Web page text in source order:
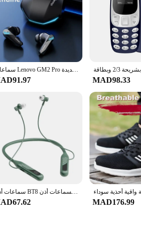
but also makes it easy to integrate into
allows for easy placement on any flat
and vendor supplies, ensuring you
maintain the cleanliness and hygiene of your
سماعات Lenovo GM2 Pro بلوتوث سماعة أذن لاسلكية داخل الأذن للألعاب بزمن استجابة منخفض سماعات موسيقى مزدوجة الوضع جديدة
MAD98.33
سماعات أذن BT8 في الهواء الطلق مع شحن بشاشة عرض تعمل باللمس سماعات أذن لسماعات أذن Muisc
MAD176.99